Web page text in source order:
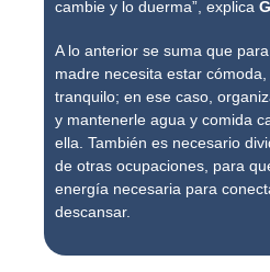
cambie y lo duerma”, explica
A lo anterior se suma que
madre necesita estar
tranquilo; en ese caso,
y mantenerle agua y comida
ella. También es necesario
de otras ocupaciones, para
energía necesaria para
descansar.